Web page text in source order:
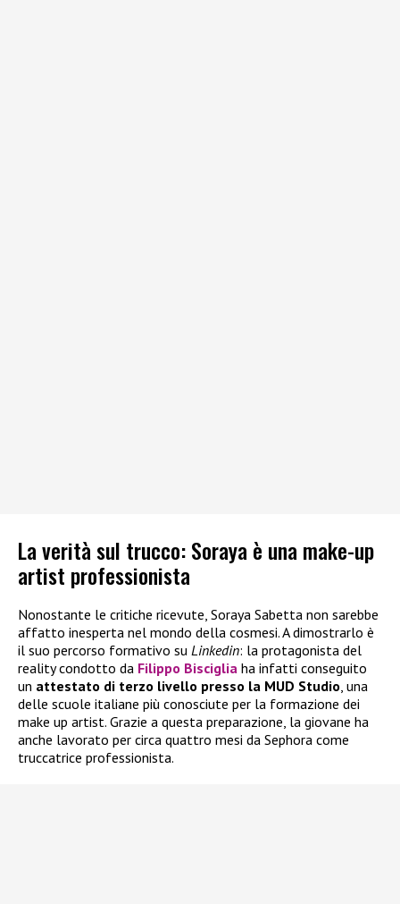
La verità sul trucco: Soraya è una make-up
artist professionista
Nonostante le critiche ricevute, Soraya Sabetta non sarebbe
affatto inesperta nel mondo della cosmesi. A dimostrarlo è
il suo percorso formativo su Linkedin: la protagonista del
reality condotto da Filippo Bisciglia ha infatti conseguito
un attestato di terzo livello presso la MUD Studio, una
delle scuole italiane più conosciute per la formazione dei
make up artist. Grazie a questa preparazione, la giovane ha
anche lavorato per circa quattro mesi da Sephora come
truccatrice professionista.